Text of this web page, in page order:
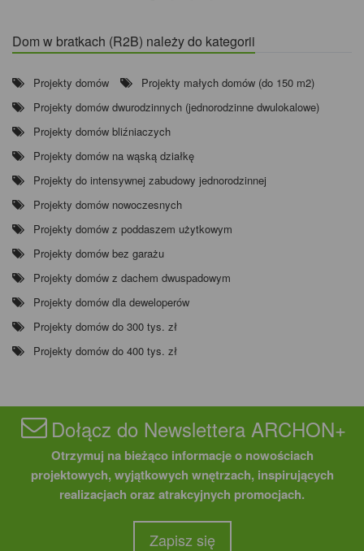
Dom w bratkach (R2B) należy do kategorii
Projekty domów
Projekty małych domów (do 150 m2)
Projekty domów dwurodzinnych (jednorodzinne dwulokalowe)
Projekty domów bliźniaczych
Projekty domów na wąską działkę
Projekty do intensywnej zabudowy jednorodzinnej
Projekty domów nowoczesnych
Projekty domów z poddaszem użytkowym
Projekty domów bez garażu
Projekty domów z dachem dwuspadowym
Projekty domów dla deweloperów
Projekty domów do 300 tys. zł
Projekty domów do 400 tys. zł
Dołącz do Newslettera ARCHON+
Otrzymuj na bieżąco informacje o nowościach
projektowych, wyjątkowych wnętrzach, inspirujących
realizacjach oraz atrakcyjnych promocjach.
Zapisz się